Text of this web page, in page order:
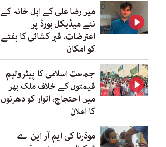
میر رضا علی کے اہل خانہ کے
نئے میڈیکل بورڈ پر
اعتراضات، قبر کشائی کا ہفتے
کو امکان
جماعت اسلامی کا پیٹرولیم
قیمتوں کے خلاف ملک بھر
میں احتجاج، اتوار کو دھرنوں
کا اعلان
موڈرنا کی ایم آر این اے